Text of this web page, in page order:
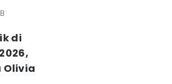
di
Olivia